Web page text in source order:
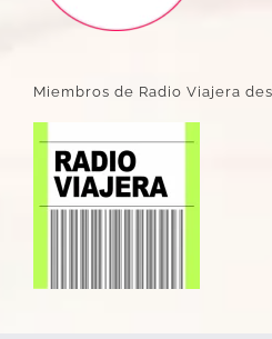
Miembros de Radio Viajera